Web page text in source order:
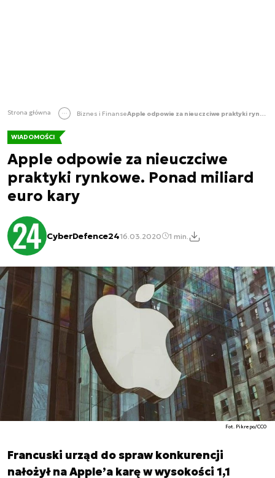
Strona główna Biznes i Finanse Apple odpowie za nieuczciwe praktyki rynkowe. Ponad miliard euro kary
WIADOMOŚCI
Apple odpowie za nieuczciwe
praktyki rynkowe. Ponad miliard
euro kary
CyberDefence2416.03.2020 1 min.
Fot. Pikrepo/CC0
Francuski urząd do spraw konkurencji
nałożył na Apple’a karę w wysokości 1,1